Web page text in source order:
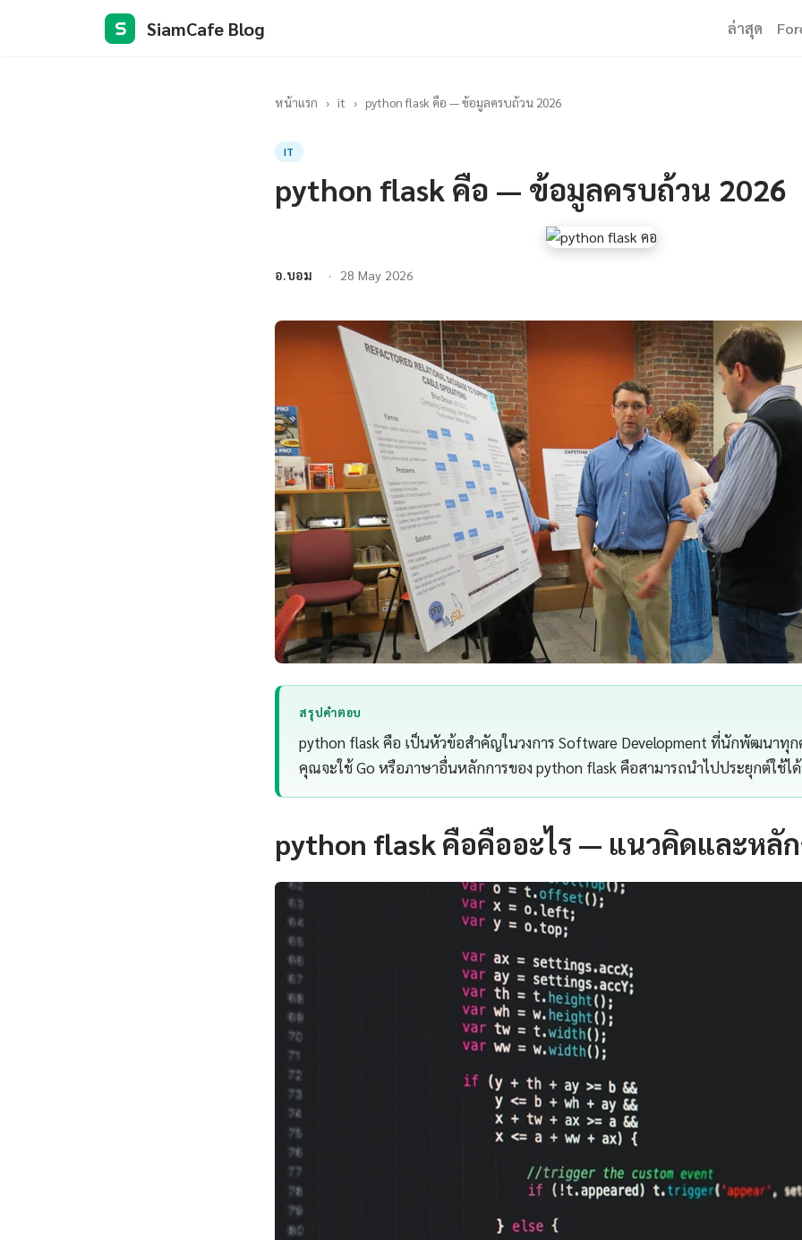
S SiamCafe Blog ล่าสุด
หน้าแรก › it › python flask คือ — ข้อมูลครบถ้วน 2026
IT
python flask คือ — ข้อมูลครบถ้วน 2026
อ.บอม 28 May 2026
สรุปคำตอบ
python flask คือ เป็นหัวข้อสำคัญในวงการ Software Development ที่นักพัฒนาทุก
คุณจะใช้ Go หรือภาษาอื่นหลักการของ python flask คือสามารถนำไปประยุกต์ใช้ไ
python flask คือคืออะไร — แนวคิดและหลั